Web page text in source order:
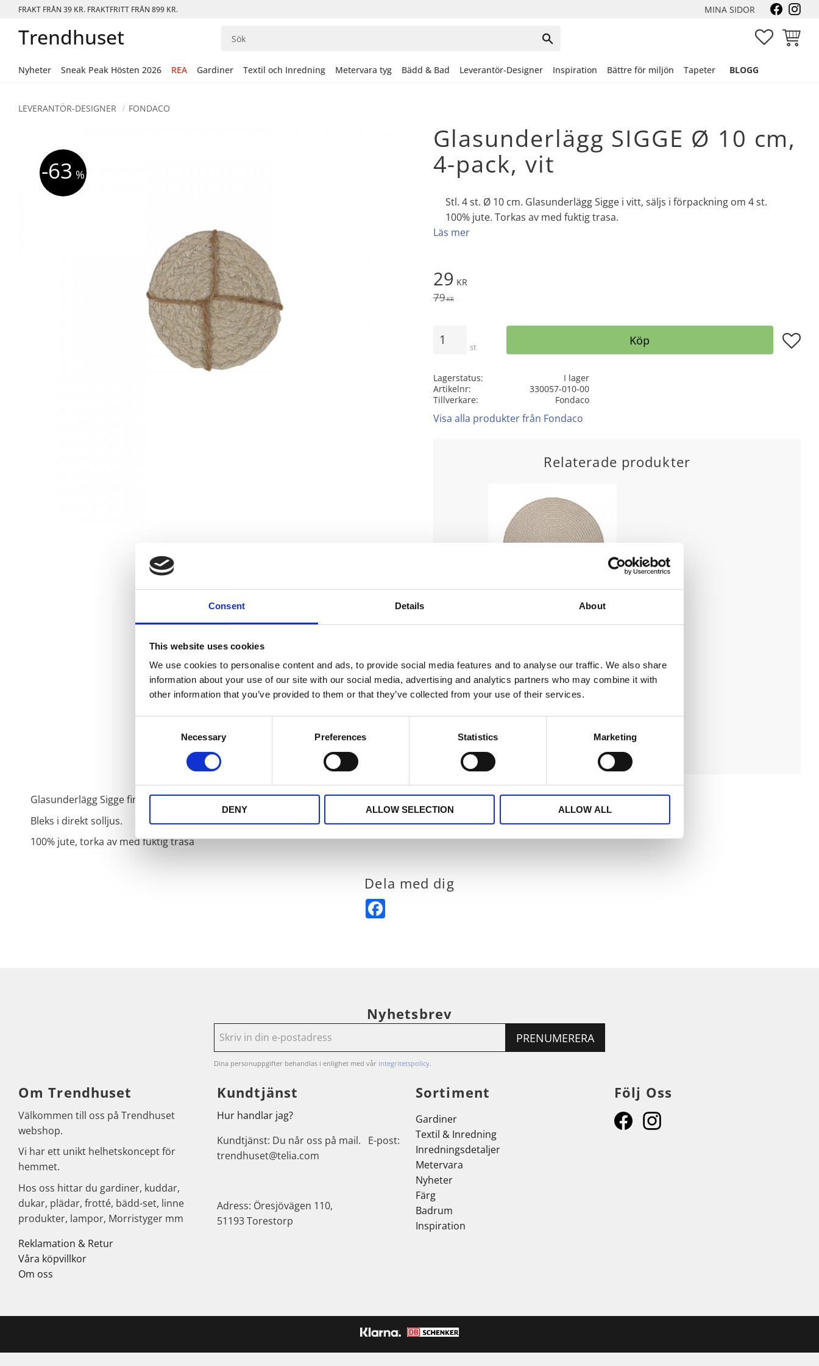
Consent Details About
This website uses cookies
We use cookies to personalise content and ads, to provide social media features and to analyse our traffic. We also share
information about your use of our site with our social media, advertising and analytics partners who may combine it with
other information that you’ve provided to them or that they’ve collected from your use of their services.
Necessary Preferences Statistics Marketing
DENY ALLOW SELECTION ALLOW ALL
FRAKT FRÅN 39 KR. FRAKTFRITT FRÅN 899 KR. MINA SIDOR
Trendhuset FAVORITER
Nyheter Sneak Peak Hösten 2026 REA Gardiner Textil och Inredning Metervara tyg Bädd & Bad Leverantör-Designer Inspiration Bättre för miljön Tapeter BLOGG
LEVERANTÖR-DESIGNER FONDACO
Glasunderlägg SIGGE Ø 10 cm,
4-pack, vit
Stl. 4 st. Ø 10 cm. Glasunderlägg Sigge i vitt, säljs i förpackning om 4 st.
100% jute. Torkas av med fuktig trasa.
Läs mer
63 %
Nedsatt pris:
29 KR
Ordinarie pris:
79KR
st Köp Lägg
Lagerstatus
I lager
Artikelnr
330057-010-00
Tillverkare
Fondaco
Visa alla produkter från Fondaco
Relaterade produkter
Tablett SIGGE Ø38,
100% jute. Torkas av med
fuktig trasa. Finns i
många färger.
79KR
KÖP
Glasunderlägg Sigge finns i många färger och som tablett i storlek 38 cm Ø
Bleks i direkt solljus.
100% jute, torka av med fuktig trasa
Dela med dig
Nyhetsbrev
PRENUMERERA
Dina personuppgifter behandlas i enlighet med vår integritetspolicy.
Om Trendhuset
Välkommen till oss på Trendhuset
webshop.
Vi har ett unikt helhetskoncept för
hemmet.
Hos oss hittar du gardiner, kuddar,
dukar, plädar, frotté, bädd-set, linne
produkter, lampor, Morristyger mm
Reklamation & Retur
Våra köpvillkor
Om oss
Kundtjänst
Hur handlar jag?
Kundtjänst: Du når oss på mail. E-post:
trendhuset@telia.com
Adress: Öresjövägen 110,
51193 Torestorp
Sortiment
Gardiner
Textil & Inredning
Inredningsdetaljer
Metervara
Nyheter
Färg
Badrum
Inspiration
Följ Oss